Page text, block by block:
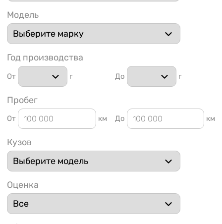
91
Модель
Год производства
От г До г
Пробег
От км До км
Кузов
Оценка